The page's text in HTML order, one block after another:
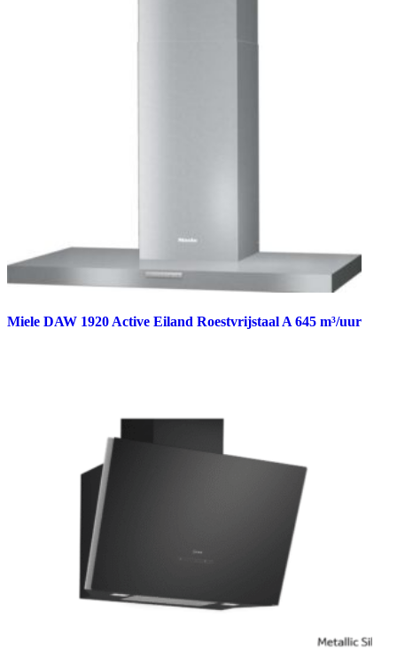
Miele DAW 1920 Active Eiland Roestvrijstaal A 645 m³/uur